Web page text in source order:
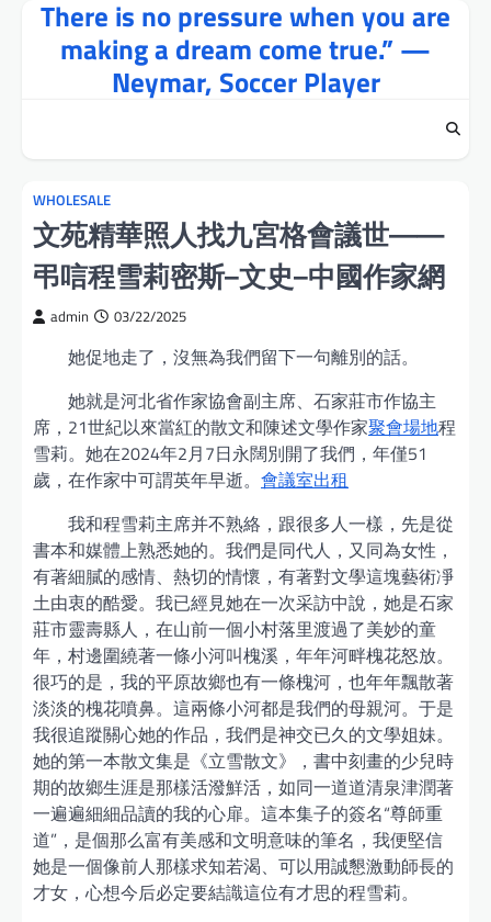
There is no pressure when you are
making a dream come true.” —
Neymar, Soccer Player
WHOLESALE
文苑精華照人找九宮格會議世——
弔唁程雪莉密斯–文史–中國作家網
admin 03/22/2025
她促地走了，沒無為我們留下一句離別的話。
她就是河北省作家協會副主席、石家莊市作協主
席，21世紀以來當紅的散文和陳述文學作家聚會場地程
雪莉。她在2024年2月7日永闊別開了我們，年僅51
歲，在作家中可謂英年早逝。 會議室出租
我和程雪莉主席并不熟絡，跟很多人一樣，先是從
書本和媒體上熟悉她的。我們是同代人，又同為女性，
有著細膩的感情、熱切的情懷，有著對文學這塊藝術凈
土由衷的酷愛。我已經見她在一次采訪中說，她是石家
莊市靈壽縣人，在山前一個小村落里渡過了美妙的童
年，村邊圍繞著一條小河叫槐溪，年年河畔槐花怒放。
很巧的是，我的平原故鄉也有一條槐河，也年年飄散著
淡淡的槐花噴鼻。這兩條小河都是我們的母親河。于是
我很追蹤關心她的作品，我們是神交已久的文學姐妹。
她的第一本散文集是《立雪散文》，書中刻畫的少兒時
期的故鄉生涯是那樣活潑鮮活，如同一道道清泉津潤著
一遍遍細細品讀的我的心扉。這本集子的簽名“尊師重
道”，是個那么富有美感和文明意味的筆名，我便堅信
她是一個像前人那樣求知若渴、可以用誠懇激動師長的
才女，心想今后必定要結識這位有才思的程雪莉。